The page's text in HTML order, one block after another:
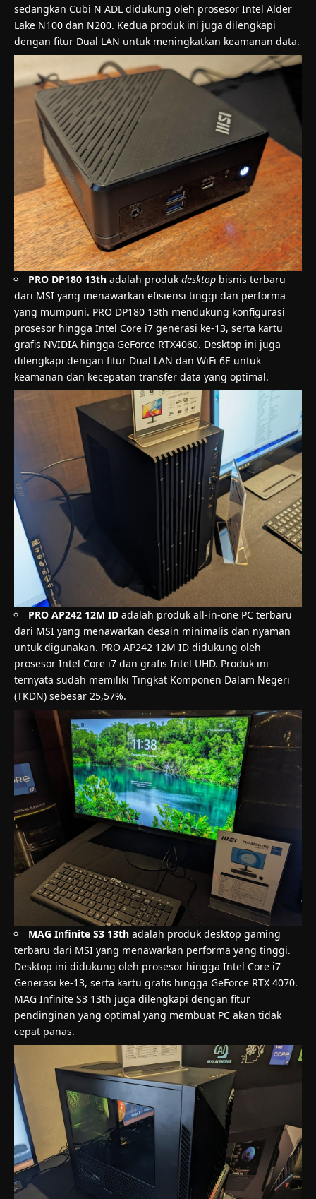
sedangkan Cubi N ADL didukung oleh prosesor Intel Alder
Lake N100 dan N200. Kedua produk ini juga dilengkapi
dengan fitur Dual LAN untuk meningkatkan keamanan data.
PRO DP180 13th adalah produk desktop bisnis terbaru
dari MSI yang menawarkan efisiensi tinggi dan performa
yang mumpuni. PRO DP180 13th mendukung konfigurasi
prosesor hingga Intel Core i7 generasi ke-13, serta kartu
grafis NVIDIA hingga GeForce RTX4060. Desktop ini juga
dilengkapi dengan fitur Dual LAN dan WiFi 6E untuk
keamanan dan kecepatan transfer data yang optimal.
PRO AP242 12M ID adalah produk all-in-one PC terbaru
dari MSI yang menawarkan desain minimalis dan nyaman
untuk digunakan. PRO AP242 12M ID didukung oleh
prosesor Intel Core i7 dan grafis Intel UHD. Produk ini
ternyata sudah memiliki Tingkat Komponen Dalam Negeri
(TKDN) sebesar 25,57%.
MAG Infinite S3 13th adalah produk desktop gaming
terbaru dari MSI yang menawarkan performa yang tinggi.
Desktop ini didukung oleh prosesor hingga Intel Core i7
Generasi ke-13, serta kartu grafis hingga GeForce RTX 4070.
MAG Infinite S3 13th juga dilengkapi dengan fitur
pendinginan yang optimal yang membuat PC akan tidak
cepat panas.